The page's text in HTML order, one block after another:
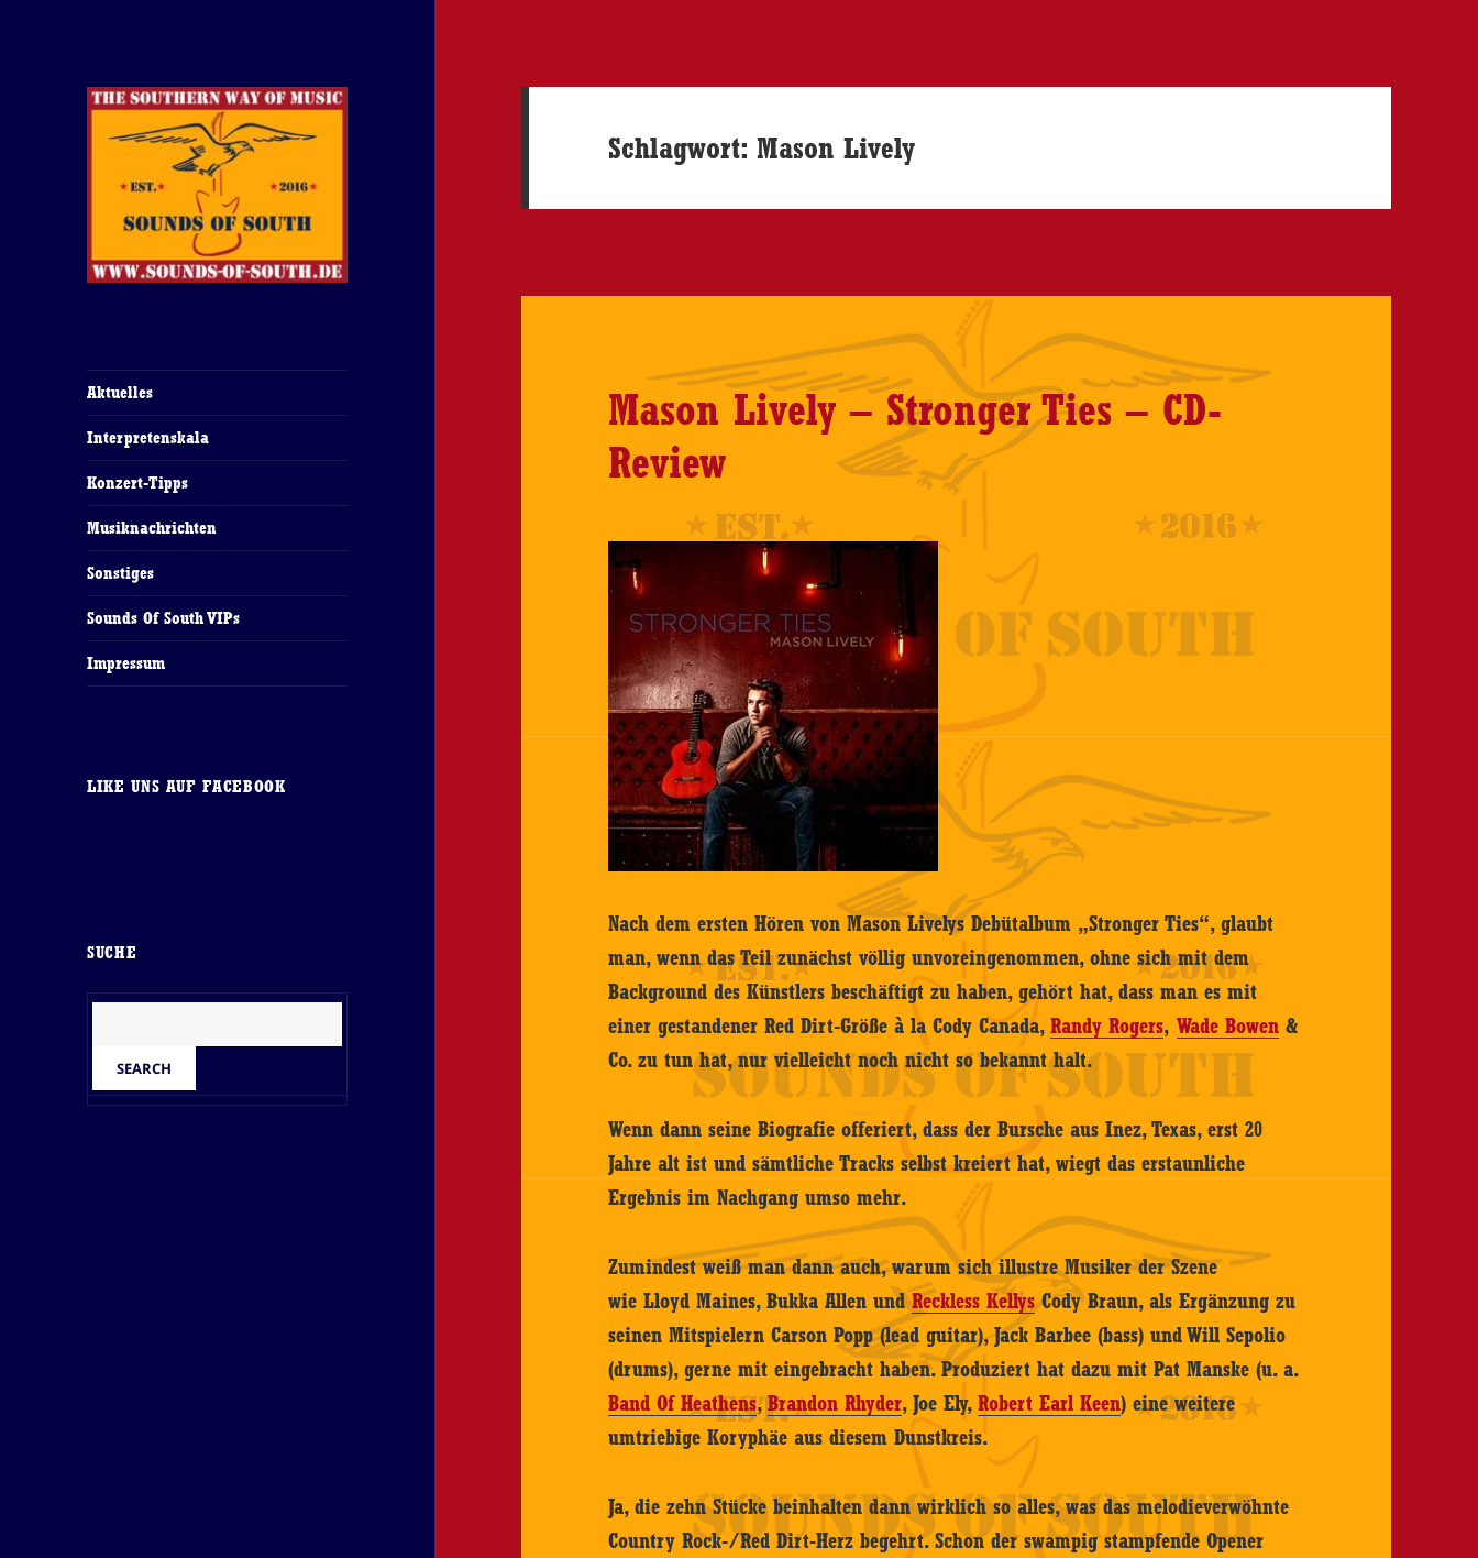
Aktuelles
Interpretenskala
Konzert-Tipps
Musiknachrichten
Sonstiges
Sounds Of South VIPs
Impressum
LIKE UNS AUF FACEBOOK
SUCHE
Schlagwort:Mason Lively
Mason Lively – Stronger Ties – CD-
Review
Nach dem ersten Hören von Mason Livelys Debütalbum „Stronger Ties“, glaubt
man, wenn das Teil zunächst völlig unvoreingenommen, ohne sich mit dem
Background des Künstlers beschäftigt zu haben, gehört hat, dass man es mit
einer gestandener Red Dirt-Größe à la Cody Canada,Randy Rogers,Wade Bowen &
Co. zu tun hat, nur vielleicht noch nicht so bekannt halt.
Wenn dann seine Biografie offeriert, dass der Bursche aus Inez, Texas, erst 20
Jahre alt ist und sämtliche Tracks selbst kreiert hat, wiegt das erstaunliche
Ergebnis im Nachgang umso mehr.
Zumindest weiß man dann auch, warum sich illustre Musiker der Szene
wie Lloyd Maines, Bukka Allen undReckless KellysCody Braun, als Ergänzung zu
seinen Mitspielern Carson Popp (lead guitar), Jack Barbee (bass) und Will Sepolio
(drums), gerne mit eingebracht haben. Produziert hat dazu mit Pat Manske (u. a.
Band Of Heathens,Brandon Rhyder, Joe Ely,Robert Earl Keen) eine weitere
umtriebige Koryphäe aus diesem Dunstkreis.
Ja, die zehn Stücke beinhalten dann wirklich so alles, was das melodieverwöhnte
Country Rock-/Red Dirt-Herz begehrt. Schon der swampig stampfende Opener